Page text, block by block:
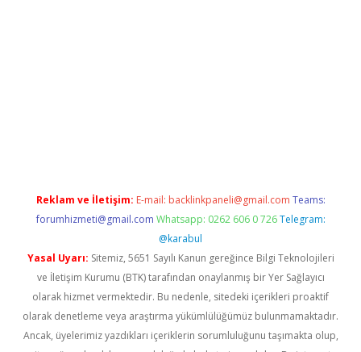
Reklam ve İletişim: E-mail: backlinkpaneli@gmail.com Teams:
forumhizmeti@gmail.com Whatsapp: 0262 606 0 726 Telegram:
@karabul
Yasal Uyarı: Sitemiz, 5651 Sayılı Kanun gereğince Bilgi Teknolojileri
ve İletişim Kurumu (BTK) tarafından onaylanmış bir Yer Sağlayıcı
olarak hizmet vermektedir. Bu nedenle, sitedeki içerikleri proaktif
olarak denetleme veya araştırma yükümlülüğümüz bulunmamaktadır.
Ancak, üyelerimiz yazdıkları içeriklerin sorumluluğunu taşımakta olup,